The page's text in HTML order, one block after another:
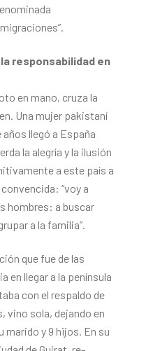
responsa­bilidad en
en mano, cruza la
Una mujer pakistaní
llegó a España
la ale­gría y la ilusión
a este país a
“voy a
hombres: a buscar
a la familia”.
que fue de las
en llegar a la península
con el respaldo de
vino sola, dejando en
marido y 9 hijos. En su